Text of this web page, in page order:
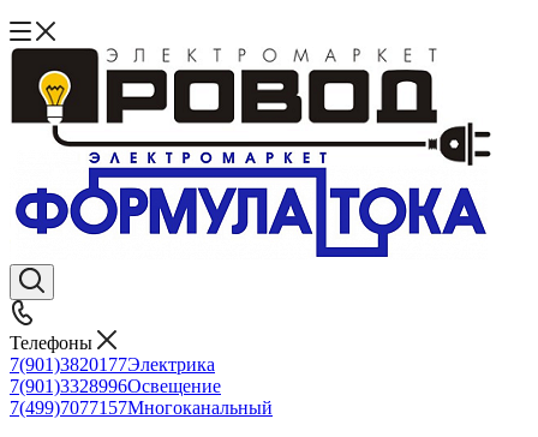
Телефоны
7(901)3820177Электрика
7(901)3328996Освещение
7(499)7077157Многоканальный